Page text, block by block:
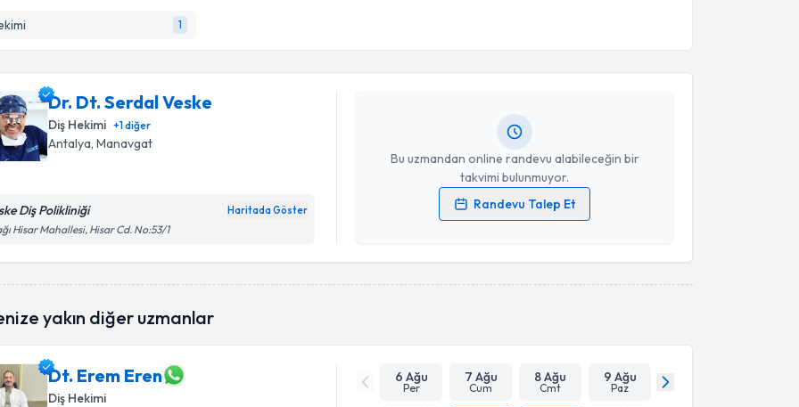
1
Dr. Dt. Serdal Veske
Diş Hekimi +1diğer
Antalya, Manavgat
Diş Polikliniği Haritada Göster
Hisar Mahallesi, Hisar Cd. No:53/1
Bu uzmandan online randevu alabileceğin bir
takvimi bulunmuyor.
Randevu Talep Et
Kişisel verilerimin işlenmesine ilişkinAydınlatma Metni
işlenmesini kabul ediyorum.
yakın diğer uzmanlar
Dt. Erem Eren
Diş Hekimi
6 Ağu
Per
7 Ağu
Cum
8 Ağu
Cmt
9 Ağu
Paz